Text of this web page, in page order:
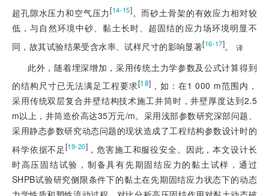
超孔隙水压力和空气压力[14-15]。而砂土骨架的有效应力相对较
低，与自然环境中砂、黏土长时、超固结的应力场环境明显不
同，故其试验结果受含水率、试样尺寸的影响显著[16-17]。译
此外，随着埋深增加，采用传统土力学参数及公式计算得到
的结构尺寸已无法满足工程要求[18] ，如：在1 000 m范围内，
采用传统双层复合井壁结构技术施工井筒时，井壁厚度达到2.5
m以上，井筒造价高达35万元/m。采用浅部参数研究深部问题、
采用静态参数研究动态问题的现状造成了工程结构参数设计时的
科学依据不足[19-20] ，危害施工和服役安全。因此，本文设计长
时高压固结试验，制备具有先期固结应力的黏土试样，通过
SHPB试验研究侧限条件下的黏土在先期固结应力状态下的动态